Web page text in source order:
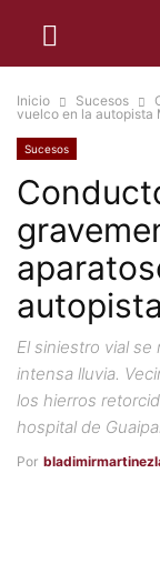
Inicio Sucesos
vuelco en la autopista
Sucesos
El siniestro vial
intensa lluvia.
los hierros
hospital de
Por